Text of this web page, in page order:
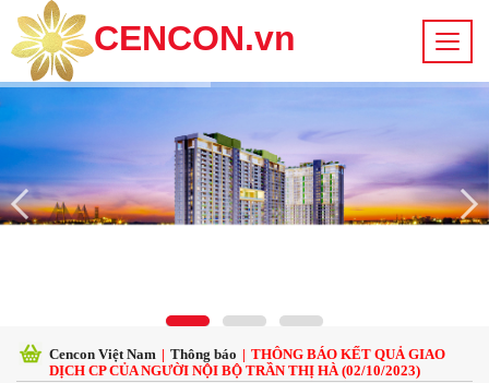
CENCON.vn
Cencon Việt Nam | Thông báo | THÔNG BÁO KẾT QUẢ GIAO
DỊCH CP CỦA NGƯỜI NỘI BỘ TRẦN THỊ HÀ (02/10/2023)